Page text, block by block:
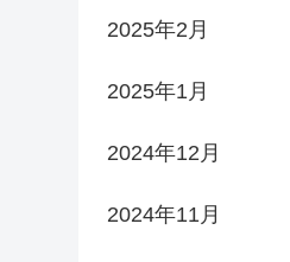
2025年2月
2025年1月
2024年12月
2024年11月